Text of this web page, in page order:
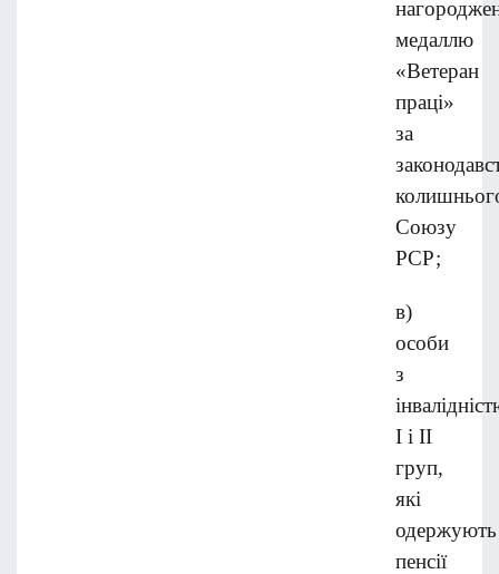
медаллю
«Ветеран
праці»
за
Союзу
РСР;
в)
особи
з
I і II
груп,
які
одержують
пенсії